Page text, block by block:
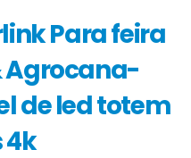
Para feira
Agrocana-
de led totem
4k